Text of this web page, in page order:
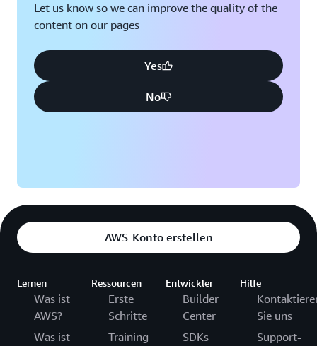
Let us know so we can improve the quality of the
content on our pages
Yes
No
AWS-Konto erstellen
Lernen
Was ist
AWS?
Was ist
Ressourcen
Erste
Schritte
Training
Entwickler
Builder
Center
SDKs
Hilfe
Sie uns
Support-